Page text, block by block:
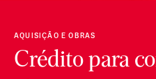
AQUISIÇÃO E OBRAS
Crédito para